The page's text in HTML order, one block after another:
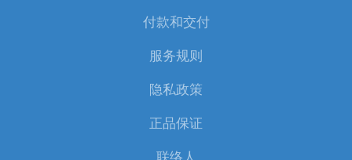
付款和交付
服务规则
隐私政策
正品保证